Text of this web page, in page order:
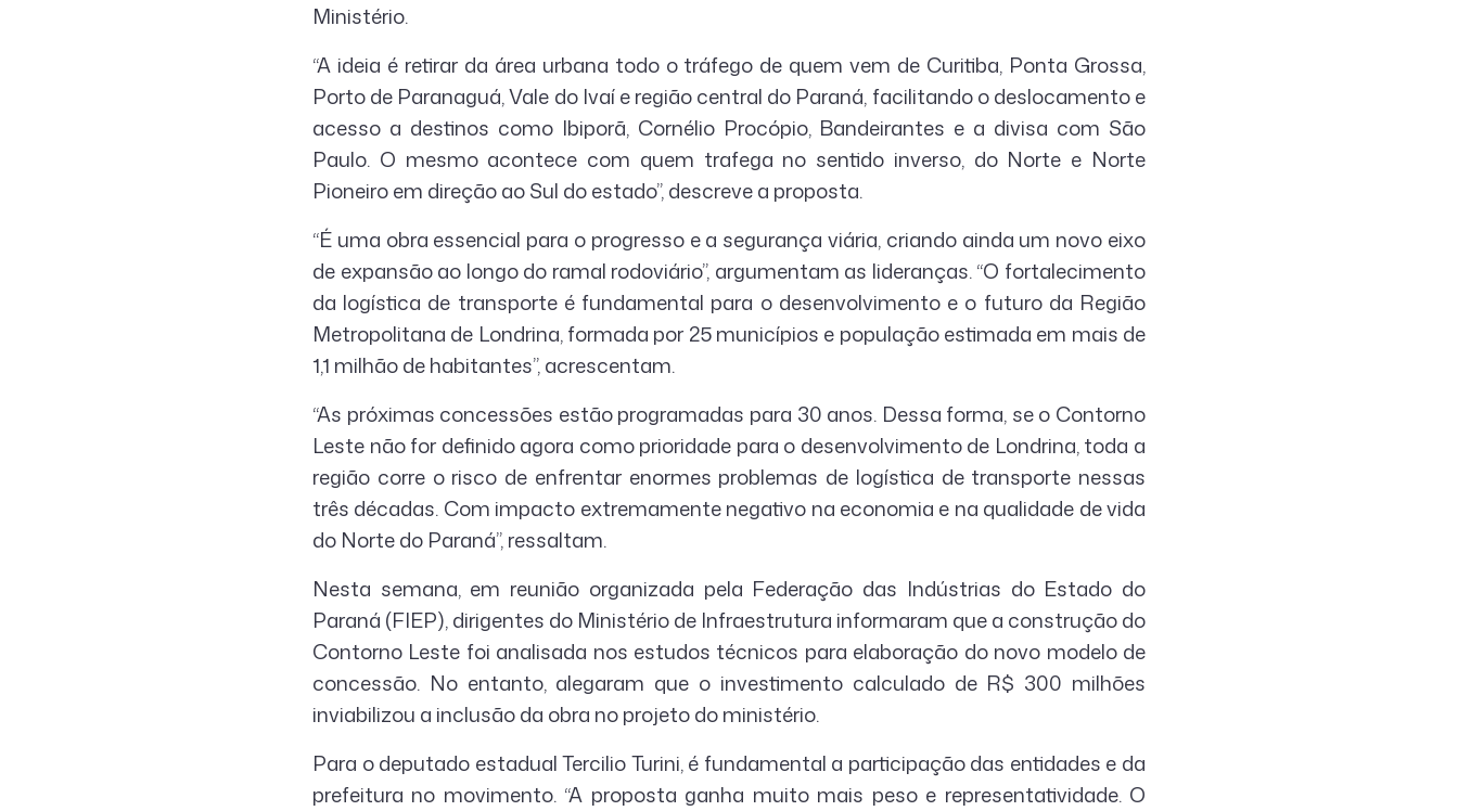
Ministério.
“A ideia é retirar da área urbana todo o tráfego de quem vem de Curitiba, Ponta Grossa,
Porto de Paranaguá, Vale do Ivaí e região central do Paraná, facilitando o deslocamento e
acesso a destinos como Ibiporã, Cornélio Procópio, Bandeirantes e a divisa com São
Paulo. O mesmo acontece com quem trafega no sentido inverso, do Norte e Norte
Pioneiro em direção ao Sul do estado”, descreve a proposta.
“É uma obra essencial para o progresso e a segurança viária, criando ainda um novo eixo
de expansão ao longo do ramal rodoviário”, argumentam as lideranças. “O fortalecimento
da logística de transporte é fundamental para o desenvolvimento e o futuro da Região
Metropolitana de Londrina, formada por 25 municípios e população estimada em mais de
1,1 milhão de habitantes”, acrescentam.
“As próximas concessões estão programadas para 30 anos. Dessa forma, se o Contorno
Leste não for definido agora como prioridade para o desenvolvimento de Londrina, toda a
região corre o risco de enfrentar enormes problemas de logística de transporte nessas
três décadas. Com impacto extremamente negativo na economia e na qualidade de vida
do Norte do Paraná”, ressaltam.
Nesta semana, em reunião organizada pela Federação das Indústrias do Estado do
Paraná (FIEP), dirigentes do Ministério de Infraestrutura informaram que a construção do
Contorno Leste foi analisada nos estudos técnicos para elaboração do novo modelo de
concessão. No entanto, alegaram que o investimento calculado de R$ 300 milhões
inviabilizou a inclusão da obra no projeto do ministério.
Para o deputado estadual Tercilio Turini, é fundamental a participação das entidades e da
prefeitura no movimento. “A proposta ganha muito mais peso e representatividade. O